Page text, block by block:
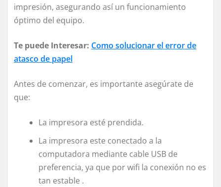
impresión, asegurando así un funcionamiento
óptimo del equipo.
Te puede Interesar: Como solucionar el error de
atasco de papel
Antes de comenzar, es importante asegúrate de
que:
La impresora esté prendida.
La impresora este conectado a la
computadora mediante cable USB de
preferencia, ya que por wifi la conexión no es
tan estable .